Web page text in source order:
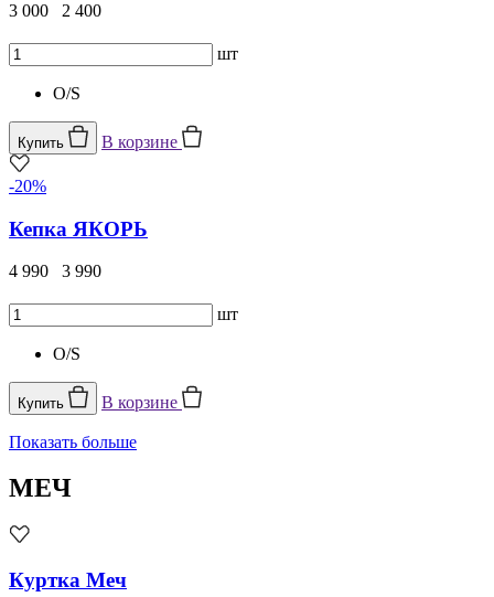
3 000 2 400
шт
O/S
Купить В корзине
-20%
Кепка ЯКОРЬ
4 990 3 990
шт
O/S
Купить В корзине
Показать больше
МЕЧ
Куртка Меч